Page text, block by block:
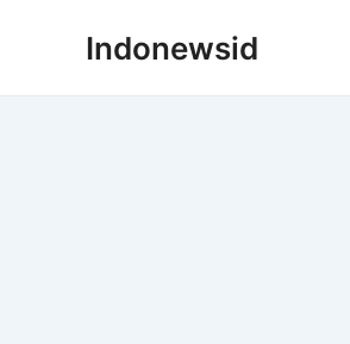
Indonewsid